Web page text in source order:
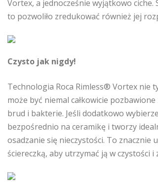
Vortex, a jednocześnie wyjątkowo
to pozwoliło zredukować również jej
Czysto jak nigdy!
Technologia Roca Rimless® Vortex nie
może być niemal całkowicie
brud i bakterie. Jeśli dodatkowo
bezpośrednio na ceramikę i tworzy
osadzanie się nieczystości. To znacznie
ściereczką, aby utrzymać ją w czystości